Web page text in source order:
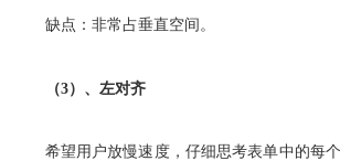
缺点：非常占垂直空间。
（3）、左对齐
希望用户放慢速度，仔细思考表单中的每